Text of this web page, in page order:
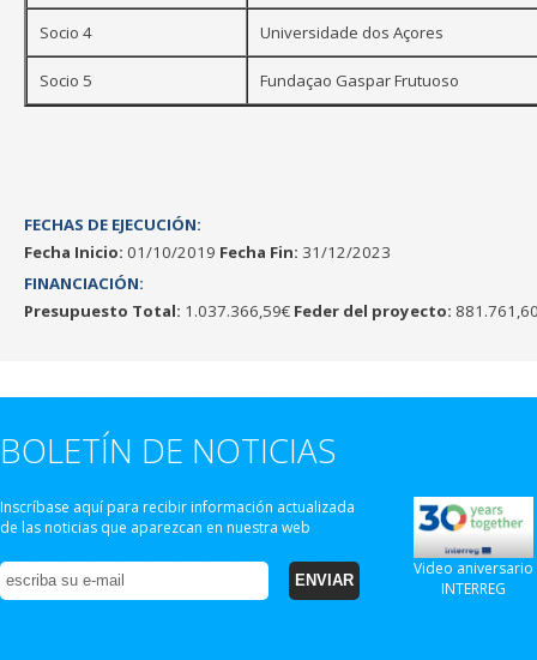
Socio 4 Universidade dos Açores
Socio 5 Fundaçao Gaspar Frutuoso
FECHAS DE EJECUCIÓN:
Fecha Inicio: 01/10/2019 Fecha Fin: 31/12/2023
FINANCIACIÓN:
Presupuesto Total: 1.037.366,59€ Feder del proyecto:
BOLETÍN DE NOTICIAS
Inscríbase aquí para recibir información actualizada
de las noticias que aparezcan en nuestra web
Video aniversario
INTERREG